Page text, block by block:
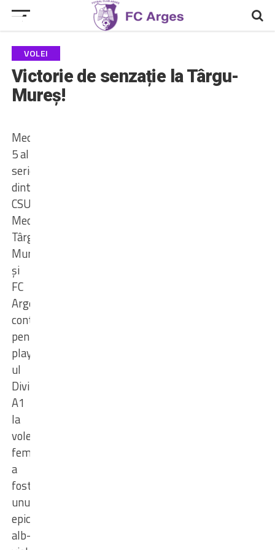
VOLEI
Victorie de senzație la Târgu-
Mureș!
Meciul
5 al
seriei
dintre
CSU
Medicina
Târgu-
Mureș
și
FC
Argeș
contând
pentru
playout-
ul
Diviziei
A1
la
volei
feminin
a
fost
unul
epic.
alb-